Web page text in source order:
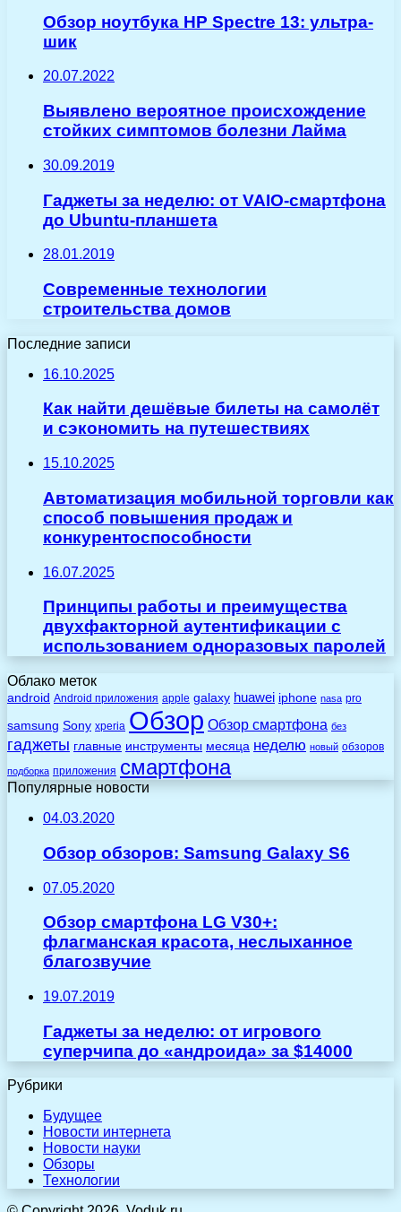
Обзор ноутбука HP Spectre 13: ультра-
шик
20.07.2022
Выявлено вероятное происхождение
стойких симптомов болезни Лайма
30.09.2019
Гаджеты за неделю: от VAIO-смартфона
до Ubuntu-планшета
28.01.2019
Современные технологии
строительства домов
Последние записи
16.10.2025
Как найти дешёвые билеты на самолёт
и сэкономить на путешествиях
15.10.2025
Автоматизация мобильной торговли как
способ повышения продаж и
конкурентоспособности
16.07.2025
Принципы работы и преимущества
двухфакторной аутентификации с
использованием одноразовых паролей
Облако меток
android Android приложения apple galaxy huawei iphone nasa pro
samsung Sony xperia Обзор Обзор смартфона без
гаджеты главные инструменты месяца неделю новый обзоров
подборка приложения смартфона
Популярные новости
04.03.2020
Обзор обзоров: Samsung Galaxy S6
07.05.2020
Обзор смартфона LG V30+:
флагманская красота, неслыханное
благозвучие
19.07.2019
Гаджеты за неделю: от игрового
суперчипа до «андроида» за $14000
Рубрики
Будущее
Новости интернета
Новости науки
Обзоры
Технологии